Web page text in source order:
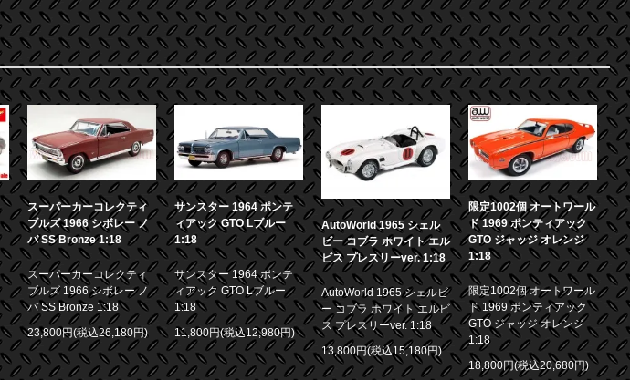
スーパーカーコレクティ
ブルズ 1966 シボレー ノ
バ SS Bronze 1:18
スーパーカーコレクティ
ブルズ 1966 シボレー ノ
バ SS Bronze 1:18
23,800円(税込26,180円)
サンスター 1964 ポンテ
ィアック GTO Lブルー
1:18
サンスター 1964 ポンテ
ィアック GTO Lブルー
1:18
11,800円(税込12,980円)
AutoWorld 1965 シェル
ビー コブラ ホワイト エル
ビス プレスリーver. 1:18
AutoWorld 1965 シェルビ
ー コブラ ホワイト エルビ
ス プレスリーver. 1:18
13,800円(税込15,180円)
限定1002個 オートワール
ド 1969 ポンティアック
GTO ジャッジ オレンジ
1:18
限定1002個 オートワール
ド 1969 ポンティアック
GTO ジャッジ オレンジ
1:18
18,800円(税込20,680円)